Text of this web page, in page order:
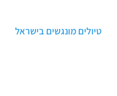
טיולים מונגשים בישראל